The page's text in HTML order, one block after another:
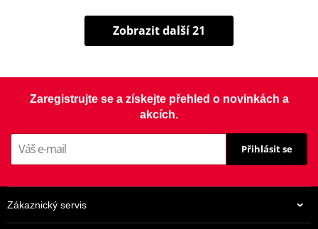
Zobrazit další 21
Zaregistrujte se a získejte přehled o novinkách a
akcích.
Přihlásit se
Zákaznický servis